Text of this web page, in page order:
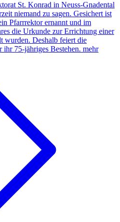
St. Konrad in Neuss-Gnadental
niemand zu sagen. Gesichert ist
Pfarrrektor ernannt und im
die Urkunde zur Errichtung einer
wurden. Deshalb feiert die
ihr 75-jähriges Bestehen. mehr